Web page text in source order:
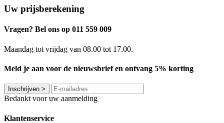
Uw prijsberekening
Vragen? Bel ons op 011 559 009
Maandag tot vrijdag van 08.00 tot 17.00.
Meld je aan voor de nieuwsbrief en ontvang 5% korting
Inschrijven >
Bedankt voor uw aanmelding
Klantenservice